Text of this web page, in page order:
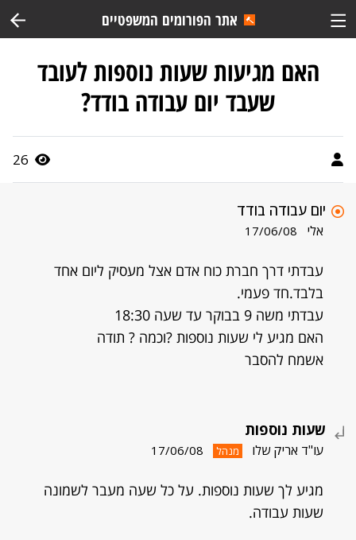
אתר הפורומים המשפטיים
האם מגיעות שעות נוספות לעובד
שעבד יום עבודה בודד?
26
יום עבודה בודד
אלי 17/06/08
עבדתי דרך חברת כוח אדם אצל מעסיק ליום אחד
בלבד.חד פעמי.
עבדתי משה 9 בבוקר עד שעה 18:30
האם מגיע לי שעות נוספות ?וכמה ? תודה
אשמח להסבר
שעות נוספות
עו"ד אריק שלו מנהל 17/06/08
מגיע לך שעות נוספות. על כל שעה מעבר לשמונה
שעות עבודה.